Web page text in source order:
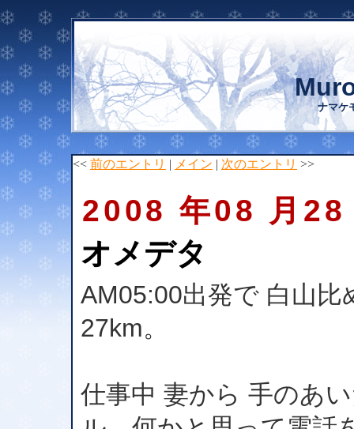
ナマケ
<< 前のエントリ | メイン | 次のエントリ >>
2008 年08 月28
オメデタ
AM05:00出発で 白山
27km。
仕事中 妻から 手のあ